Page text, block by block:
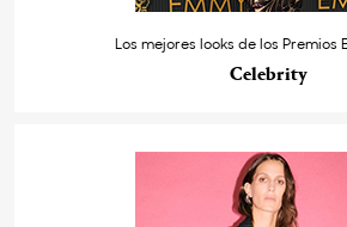
Los mejores looks de los Premios
Celebrity